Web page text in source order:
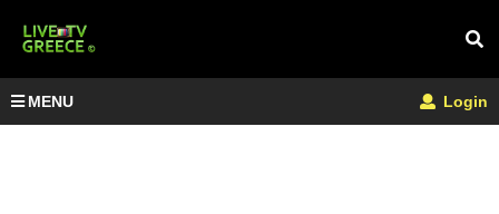
MENU Login